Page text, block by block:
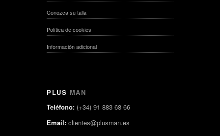
Conozca su talla
Política de cookies
Información adicional
PLUS MAN
Teléfono: (+34) 91 883 68 66
Email: clientes@plusman.es